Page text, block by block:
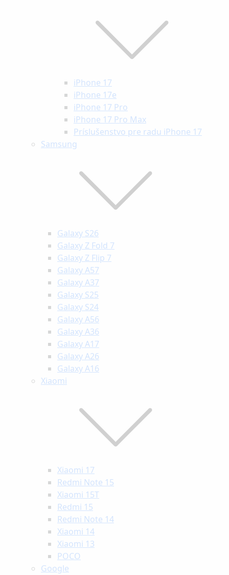
iPhone 17
iPhone 17e
iPhone 17 Pro
iPhone 17 Pro Max
Príslušenstvo pre radu iPhone 17
Samsung
Galaxy S26
Galaxy Z Fold 7
Galaxy Z Flip 7
Galaxy A57
Galaxy A37
Galaxy S25
Galaxy S24
Galaxy A56
Galaxy A36
Galaxy A17
Galaxy A26
Galaxy A16
Xiaomi
Xiaomi 17
Redmi Note 15
Xiaomi 15T
Redmi 15
Redmi Note 14
Xiaomi 14
Xiaomi 13
POCO
Google